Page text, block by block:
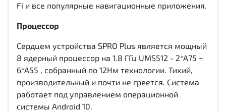
Fi и все популярные навигационные приложения.
Процессор
Сердцем устройства SPRO Plus является мощный
8 ядерный процессор на 1.8 ГГц UMS512 - 2*A75 +
6*A55 , собранный по 12Нм технологии. Тихий,
производительный и почти не греется. Система
работает под управлением операционной
системы Android 10.